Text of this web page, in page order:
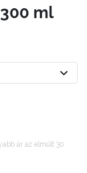
ml
ár az elmúlt 30